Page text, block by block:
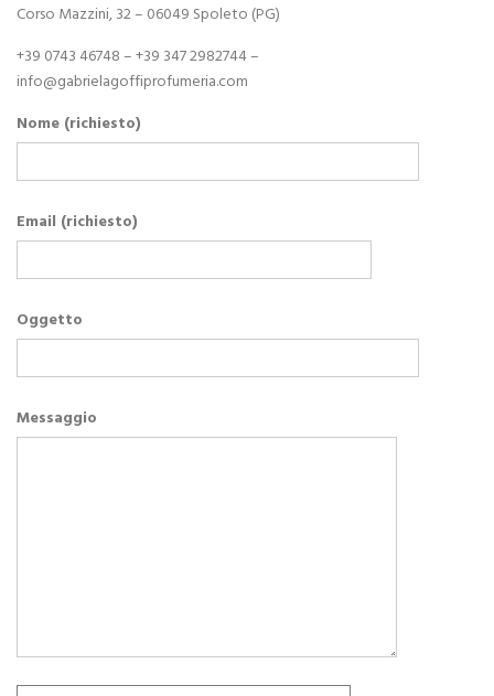
Corso Mazzini, 32 – 06049 Spoleto (PG)
+39 0743 46748 – +39 347 2982744 –
info@gabrielagoffiprofumeria.com
Nome (richiesto)
Email (richiesto)
Oggetto
Messaggio